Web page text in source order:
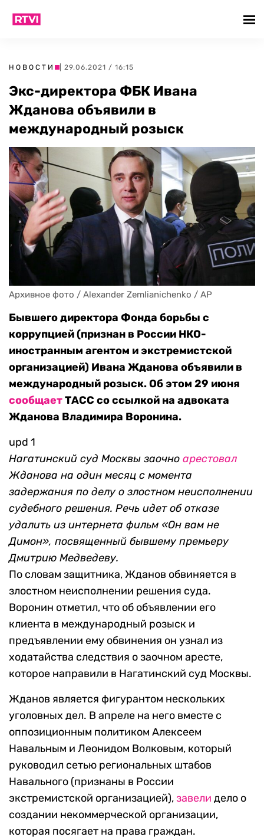
НОВОСТИ | 29.06.2021 / 16:15
Экс-директора ФБК Ивана
Жданова объявили в
международный розыск
Архивное фото / Alexander Zemlianichenko / AP
Бывшего директора Фонда борьбы с
коррупцией (признан в России НКО-
иностранным агентом и экстремистской
организацией) Ивана Жданова объявили в
международный розыск. Об этом 29 июня
сообщаетТАСС со ссылкой на адвоката
Жданова Владимира Воронина.
upd 1
Нагатинский суд Москвы заочно арестовал
Жданова на один месяц с момента
задержания по делу о злостном неисполнении
судебного решения. Речь идет об отказе
удалить из интернета фильм «Он вам не
Димон», посвященный бывшему премьеру
Дмитрию Медведеву.
По словам защитника, Жданов обвиняется в
злостном неисполнении решения суда.
Воронин отметил, что об объявлении его
клиента в международный розыск и
предъявлении ему обвинения он узнал из
ходатайства следствия о заочном аресте,
которое направили в Нагатинский суд Москвы.
Жданов является фигурантом нескольких
уголовных дел. В апреле на него вместе с
оппозиционным политиком Алексеем
Навальным и Леонидом Волковым, который
руководил сетью региональных штабов
Навального (признаны в России
экстремистской организацией),завели дело о
создании некоммерческой организации,
которая посягает на права граждан.